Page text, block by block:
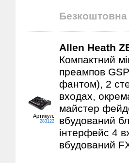
Безкоштовна
Артикул:
283122
Allen Heath
Компактний
преампов
фантом), 2
входах,
майстер
вбудований
інтерфейс 4
вбудований